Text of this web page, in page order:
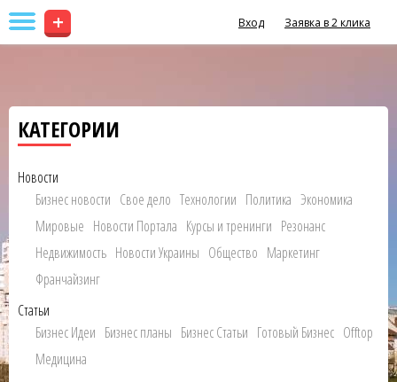
+ Вход Заявка в 2 клика
КАТЕГОРИИ
Новости
Бизнес новости Свое дело Технологии Политика Экономика
Мировые Новости Портала Курсы и тренинги Резонанс
Недвижимость Новости Украины Общество Маркетинг
Франчайзинг
Статьи
Бизнес Идеи Бизнес планы Бизнес Статьи Готовый Бизнес Offtop
Медицина